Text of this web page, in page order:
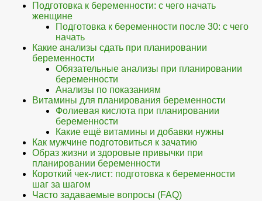
Подготовка к беременности: с чего начать
женщине
Подготовка к беременности после 30: с чего
начать
Какие анализы сдать при планировании
беременности
Обязательные анализы при планировании
беременности
Анализы по показаниям
Витамины для планирования беременности
Фолиевая кислота при планировании
беременности
Какие ещё витамины и добавки нужны
Как мужчине подготовиться к зачатию
Образ жизни и здоровые привычки при
планировании беременности
Короткий чек-лист: подготовка к беременности
шаг за шагом
Часто задаваемые вопросы (FAQ)